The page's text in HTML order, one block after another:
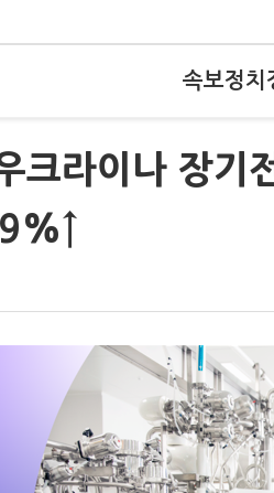
속보정치
크라이나 장기